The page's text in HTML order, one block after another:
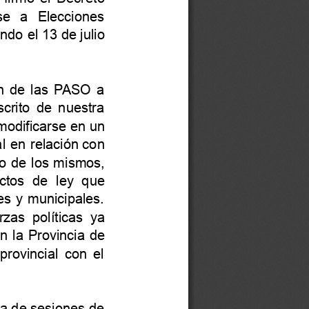
a
Elecciones
el 13 de julio
de las PASO a
de nuestra
en un
en relación con
de los mismos,
de ley que
y municipales.
políticas ya
la Provincia de
provincial con el